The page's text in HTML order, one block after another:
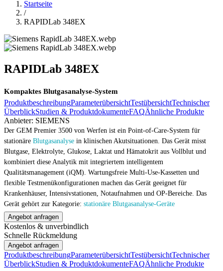
Startseite
/
RAPIDLab 348EX
RAPIDLab 348EX
Kompaktes Blutgasanalyse-System
ProduktbeschreibungParameterübersichtTestübersichtTechnischer
ÜberblickStudien & ProduktdokumenteFAQÄhnliche Produkte
Anbieter: SIEMENS
Der GEM Premier 3500 von Werfen ist ein Point-of-Care-System für
stationäre Blutgasanalyse in klinischen Akutsituationen. Das Gerät misst
Blutgase, Elektrolyte, Glukose, Laktat und Hämatokrit aus Vollblut und
kombiniert diese Analytik mit integriertem intelligentem
Qualitätsmanagement (iQM). Wartungsfreie Multi-Use-Kassetten und
flexible Testmenükonfigurationen machen das Gerät geeignet für
Krankenhäuser, Intensivstationen, Notaufnahmen und OP-Bereiche. Das
Gerät gehört zur Kategorie: stationäre Blutgasanalyse-Geräte
Angebot anfragen
Kostenlos & unverbindlich
Schnelle Rückmeldung
Angebot anfragen
ProduktbeschreibungParameterübersichtTestübersichtTechnischer
ÜberblickStudien & ProduktdokumenteFAQÄhnliche Produkte